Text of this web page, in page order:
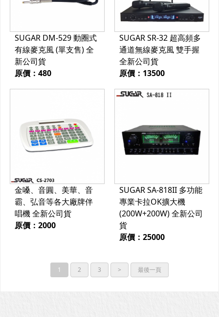
SUGAR DM-529 動圈式
有線麥克風 (單支售) 全
新公司貨
原價：480
SUGAR SR-32 超高頻多
通道無線麥克風 雙手握
全新公司貨
原價：13500
金嗓、音圓、美華、音
霸、弘音等各大廠牌伴
唱機 全新公司貨
原價：2000
SUGAR SA-818II 多功能
專業卡拉OK擴大機
(200W+200W) 全新公司
貨
原價：25000
1 2 3 > 最後一頁